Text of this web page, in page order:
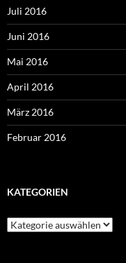
Juli 2016
Juni 2016
Mai 2016
April 2016
März 2016
Februar 2016
KATEGORIEN
Kategorien